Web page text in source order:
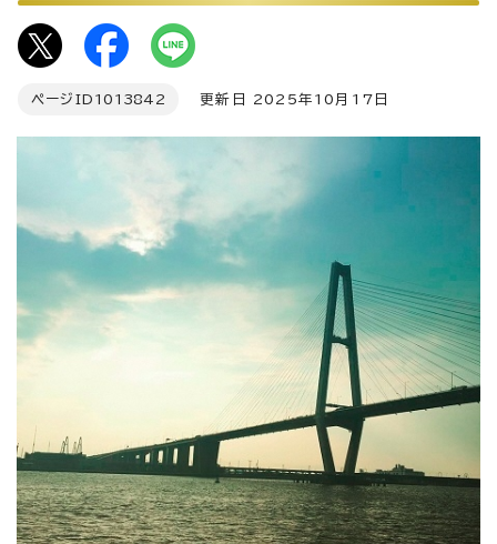
ページID 1013842 更新日 2025年10月17日